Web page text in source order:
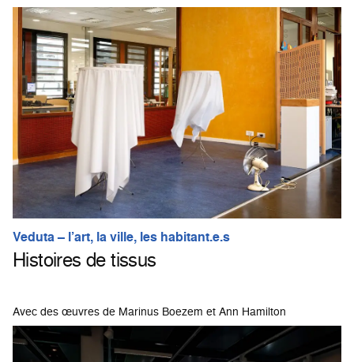
Veduta – l’art, la ville, les habitant.e.s
Histoires de tissus
Avec des œuvres de Marinus Boezem et Ann Hamilton